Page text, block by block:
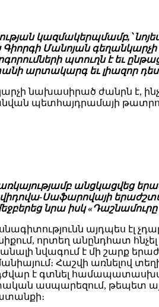
կազմակերպմամբ,՝
Գիորգի Մանոյան
պտուղն է եւ
արտակարգ եւ լիազոր
նախասիրած ժանրն է,
պետհայդրամայի
անցկացվեց
Սաֆարովայի
նրա իսկ
այդպես էլ
որտեղ անընդհատ հնչել
նվագում է մի շարք
Հաշվի առնելով
է գտնել
ասպարեզում, թեպետ